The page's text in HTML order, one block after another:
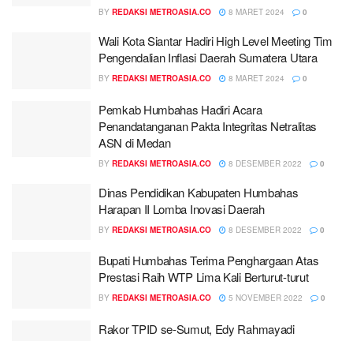
BY REDAKSI METROASIA.CO 8 MARET 2024 0
Wali Kota Siantar Hadiri High Level Meeting Tim
Pengendalian Inflasi Daerah Sumatera Utara
BY REDAKSI METROASIA.CO 8 MARET 2024 0
Pemkab Humbahas Hadiri Acara
Penandatanganan Pakta Integritas Netralitas
ASN di Medan
BY REDAKSI METROASIA.CO 8 DESEMBER 2022 0
Dinas Pendidikan Kabupaten Humbahas
Harapan II Lomba Inovasi Daerah
BY REDAKSI METROASIA.CO 8 DESEMBER 2022 0
Bupati Humbahas Terima Penghargaan Atas
Prestasi Raih WTP Lima Kali Berturut-turut
BY REDAKSI METROASIA.CO 5 NOVEMBER 2022 0
Rakor TPID se-Sumut, Edy Rahmayadi